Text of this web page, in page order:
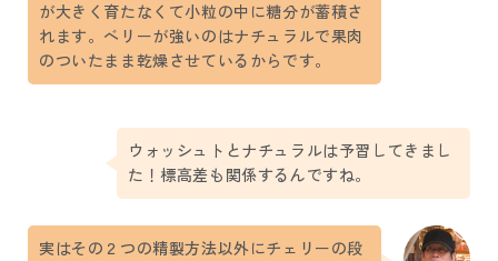
が大きく育たなくて小粒の中に糖分が蓄積さ
れます。ベリーが強いのはナチュラルで果肉
のついたまま乾燥させているからです。
ウォッシュトとナチュラルは予習してきまし
た！標高差も関係するんですね。
実はその２つの精製方法以外にチェリーの段